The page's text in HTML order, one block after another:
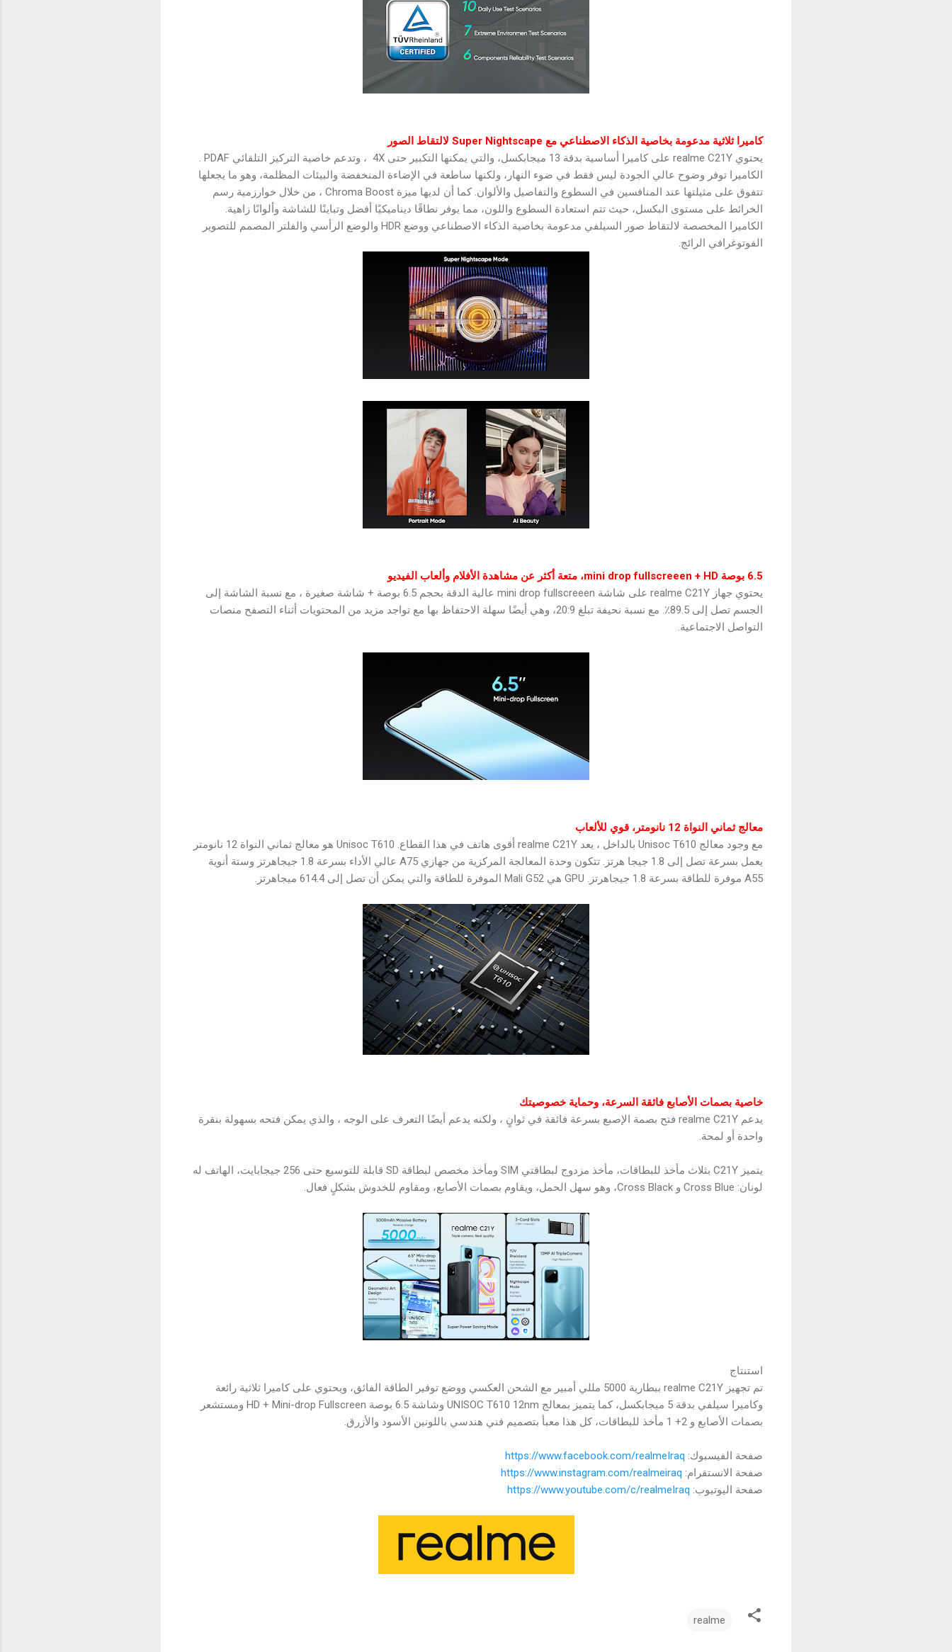
كاميرا ثلاثية مدعومة بخاصية الذكاء الاصطناعي مع Super Nightscape لالتقاط الصور
يحتوي realme C21Y على كاميرا أساسية بدقة 13 ميجابكسل، والتي يمكنها التكبير حتى 4X ، وتدعم خاصية التركيز التلقائي PDAF .
الكاميرا توفر وضوح عالي الجودة ليس فقط في ضوء النهار، ولكنها ساطعة في الإضاءة المنخفضة والبيئات المظلمة، وهو ما يجعلها
تتفوق على مثيلتها عند المنافسين في السطوع والتفاصيل والألوان. كما أن لديها ميزة Chroma Boost ، من خلال خوارزمية رسم
الخرائط على مستوى البكسل، حيث تتم استعادة السطوع واللون، مما يوفر نطاقًا ديناميكيًا أفضل وتباينًا للشاشة وألوانًا زاهية.
الكاميرا المخصصة لالتقاط صور السيلفي مدعومة بخاصية الذكاء الاصطناعي ووضع HDR والوضع الرأسي والفلتر المصمم للتصوير
الفوتوغرافي الرائج.
6.5 بوصة mini drop fullscreeen + HD، متعة أكثر عن مشاهدة الأفلام وألعاب الفيديو
يحتوي جهاز realme C21Y على شاشة mini drop fullscreeen عالية الدقة بحجم 6.5 بوصة + شاشة صغيرة ، مع نسبة الشاشة إلى
الجسم تصل إلى 89.5٪. مع نسبة نحيفة تبلغ 20:9، وهي أيضًا سهلة الاحتفاظ بها مع تواجد مزيد من المحتويات أثناء التصفح منصات
التواصل الاجتماعية.
معالج ثماني النواة 12 نانومتر، قوي للألعاب
مع وجود معالج Unisoc T610 بالداخل ، يعد realme C21Y أقوى هاتف في هذا القطاع. Unisoc T610 هو معالج ثماني النواة 12 نانومتر
يعمل بسرعة تصل إلى 1.8 جيجا هرتز. تتكون وحدة المعالجة المركزية من جهازي A75 عالي الأداء بسرعة 1.8 جيجاهرتز وستة أنوية
A55 موفرة للطاقة بسرعة 1.8 جيجاهرتز. GPU هي Mali G52 الموفرة للطاقة والتي يمكن أن تصل إلى 614.4 ميجاهرتز.
خاصية بصمات الأصابع فائقة السرعة، وحماية خصوصيتك
يدعم realme C21Y فتح بصمة الإصبع بسرعة فائقة في ثوانٍ ، ولكنه يدعم أيضًا التعرف على الوجه ، والذي يمكن فتحه بسهولة بنقرة
واحدة أو لمحة.
يتميز C21Y بثلاث مأخذ للبطاقات، مأخذ مزدوج لبطاقتي SIM ومأخذ مخصص لبطاقة SD قابلة للتوسيع حتى 256 جيجابايت، الهاتف له
لونان: Cross Blue و Cross Black، وهو سهل الحمل، ويقاوم بصمات الأصابع، ومقاوم للخدوش بشكلٍ فعال.
استنتاج
تم تجهيز realme C21Y ببطارية 5000 مللي أمبير مع الشحن العكسي ووضع توفير الطاقة الفائق، ويحتوي على كاميرا ثلاثية رائعة
وكاميرا سيلفي بدقة 5 ميجابكسل، كما يتميز بمعالج UNISOC T610 12nm وشاشة 6.5 بوصة HD + Mini-drop Fullscreen ومستشعر
بصمات الأصابع و 2+ 1 مأخذ للبطاقات، كل هذا معبأ بتصميم فني هندسي باللونين الأسود والأزرق.
صفحة الفيسبوك: https://www.facebook.com/realmeIraq
صفحة الانستقرام: https://www.instagram.com/realmeiraq
صفحة اليوتيوب: https://www.youtube.com/c/realmeIraq
realme